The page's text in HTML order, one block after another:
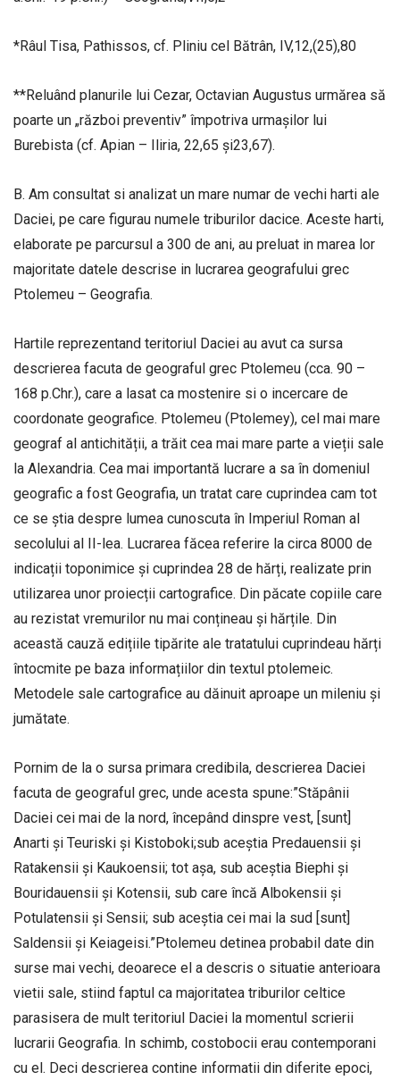
*Râul Tisa, Pathissos, cf. Pliniu cel Bătrân, IV,12,(25),80
**Reluând planurile lui Cezar, Octavian Augustus urmărea să
poarte un „război preventiv” împotriva urmașilor lui
Burebista (cf. Apian – Iliria, 22,65 și23,67).
B. Am consultat si analizat un mare numar de vechi harti ale
Daciei, pe care figurau numele triburilor dacice. Aceste harti,
elaborate pe parcursul a 300 de ani, au preluat in marea lor
majoritate datele descrise in lucrarea geografului grec
Ptolemeu – Geografia.
Hartile reprezentand teritoriul Daciei au avut ca sursa
descrierea facuta de geograful grec Ptolemeu (cca. 90 –
168 p.Chr.), care a lasat ca mostenire si o incercare de
coordonate geografice. Ptolemeu (Ptolemey), cel mai mare
geograf al antichității, a trăit cea mai mare parte a vieții sale
la Alexandria. Cea mai importantă lucrare a sa în domeniul
geografic a fost Geografia, un tratat care cuprindea cam tot
ce se știa despre lumea cunoscuta în Imperiul Roman al
secolului al II-lea. Lucrarea făcea referire la circa 8000 de
indicații toponimice și cuprindea 28 de hărți, realizate prin
utilizarea unor proiecții cartografice. Din păcate copiile care
au rezistat vremurilor nu mai conțineau și hărțile. Din
această cauză edițiile tipărite ale tratatului cuprindeau hărți
întocmite pe baza informațiilor din textul ptolemeic.
Metodele sale cartografice au dăinuit aproape un mileniu și
jumătate.
Pornim de la o sursa primara credibila, descrierea Daciei
facuta de geograful grec, unde acesta spune:”Stăpânii
Daciei cei mai de la nord, începând dinspre vest, [sunt]
Anarti și Teuriski și Kistoboki;sub aceștia Predauensii și
Ratakensii și Kaukoensii; tot așa, sub aceștia Biephi și
Bouridauensii și Kotensii, sub care încă Albokensii și
Potulatensii și Sensii; sub aceștia cei mai la sud [sunt]
Saldensii și Keiageisi.”Ptolemeu detinea probabil date din
surse mai vechi, deoarece el a descris o situatie anterioara
vietii sale, stiind faptul ca majoritatea triburilor celtice
parasisera de mult teritoriul Daciei la momentul scrierii
lucrarii Geografia. In schimb, costobocii erau contemporani
cu el. Deci descrierea contine informatii din diferite epoci,